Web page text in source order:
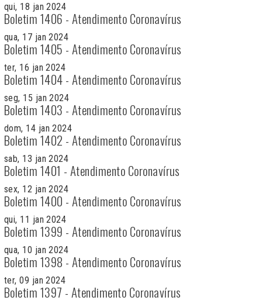
qui, 18 jan 2024
Boletim 1406 - Atendimento Coronavírus
qua, 17 jan 2024
Boletim 1405 - Atendimento Coronavírus
ter, 16 jan 2024
Boletim 1404 - Atendimento Coronavírus
seg, 15 jan 2024
Boletim 1403 - Atendimento Coronavírus
dom, 14 jan 2024
Boletim 1402 - Atendimento Coronavírus
sab, 13 jan 2024
Boletim 1401 - Atendimento Coronavírus
sex, 12 jan 2024
Boletim 1400 - Atendimento Coronavírus
qui, 11 jan 2024
Boletim 1399 - Atendimento Coronavírus
qua, 10 jan 2024
Boletim 1398 - Atendimento Coronavírus
ter, 09 jan 2024
Boletim 1397 - Atendimento Coronavírus